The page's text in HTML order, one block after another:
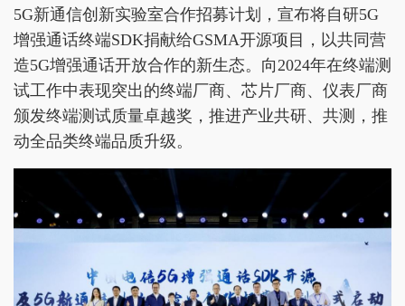
5G新通信创新实验室合作招募计划，宣布将自研5G
增强通话终端SDK捐献给GSMA开源项目，以共同营
造5G增强通话开放合作的新生态。向2024年在终端测
试工作中表现突出的终端厂商、芯片厂商、仪表厂商
颁发终端测试质量卓越奖，推进产业共研、共测，推
动全品类终端品质升级。